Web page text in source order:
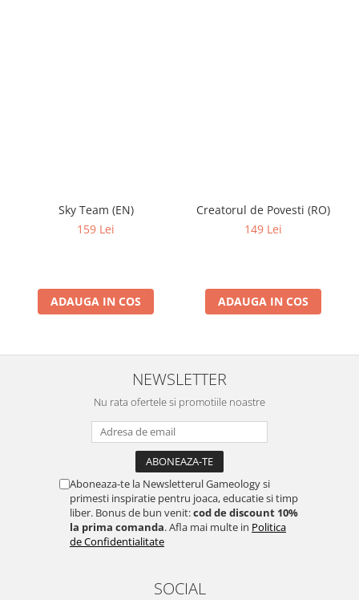
Sky Team (EN)
159 Lei
ADAUGA IN COS
Creatorul de Povesti (RO)
149 Lei
ADAUGA IN COS
NEWSLETTER
Nu rata ofertele si promotiile noastre
Aboneaza-te la Newsletterul Gameology si
primesti inspiratie pentru joaca, educatie si timp
liber. Bonus de bun venit:cod de discount 10%
la prima comanda. Afla mai multe in Politica
de Confidentialitate
SOCIAL